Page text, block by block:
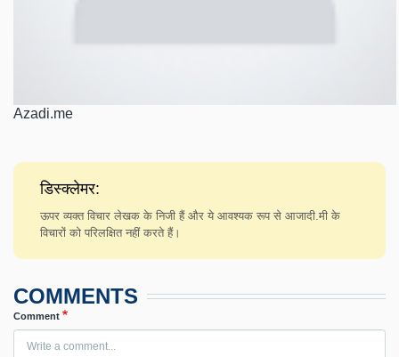
Azadi.me
डिस्क्लेमर:
ऊपर व्यक्त विचार लेखक के निजी हैं और ये आवश्यक रूप से आजादी.मी के
विचारों को परिलक्षित नहीं करते हैं।
COMMENTS
Comment